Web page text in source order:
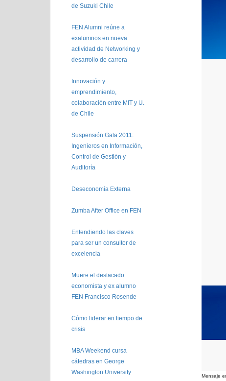
de Suzuki Chile
FEN Alumni reúne a
exalumnos en nueva
actividad de Networking y
desarrollo de carrera
Innovación y
emprendimiento,
colaboración entre MIT y U.
de Chile
Suspensión Gala 2011:
Ingenieros en Información,
Control de Gestión y
Auditoría
Deseconomía Externa
Zumba After Office en FEN
Entendiendo las claves
para ser un consultor de
excelencia
Muere el destacado
economista y ex alumno
FEN Francisco Rosende
Cómo liderar en tiempo de
crisis
MBA Weekend cursa
cátedras en George
Washington University
Mensaje